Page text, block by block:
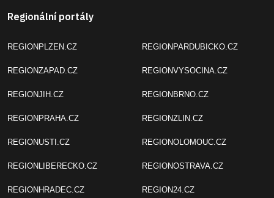
Regionální portály
REGIONPLZEN.CZ
REGIONZAPAD.CZ
REGIONJIH.CZ
REGIONPRAHA.CZ
REGIONUSTI.CZ
REGIONLIBERECKO.CZ
REGIONHRADEC.CZ
REGIONPARDUBICKO.CZ
REGIONVYSOCINA.CZ
REGIONBRNO.CZ
REGIONZLIN.CZ
REGIONOLOMOUC.CZ
REGIONOSTRAVA.CZ
REGION24.CZ